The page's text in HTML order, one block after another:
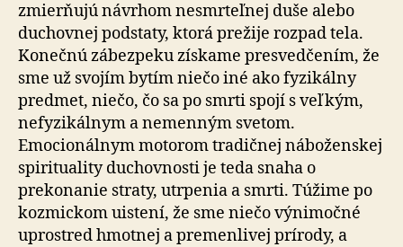
zmierňujú návrhom nesmrteľnej duše alebo
duchovnej podstaty, ktorá prežije rozpad tela.
Konečnú zábezpeku získame presvedčením, že
sme už svojím bytím niečo iné ako fyzikálny
predmet, niečo, čo sa po smrti spojí s veľkým,
nefyzikálnym a nemenným svetom.
Emocionálnym motorom tradičnej náboženskej
spirituality duchovnosti je teda snaha o
prekonanie straty, utrpenia a smrti. Túžime po
koz­mic­kom uistení, že sme niečo výnimočné
uprostred hmotnej a premenlivej prírody, a